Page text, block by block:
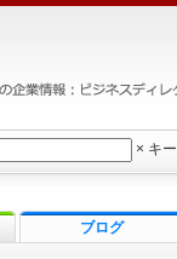
× キ
ブログ